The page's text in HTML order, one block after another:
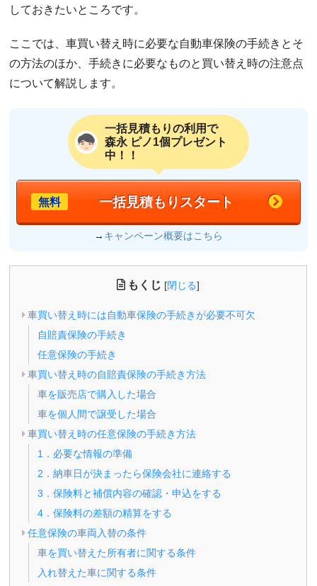
しておきたいところです。
ここでは、車買い替え時に必要な自動車保険の手続きとそ
の方法のほか、手続きに必要なものと買い替え時の注意点
について解説します。
一括見積もりの利用で
森永 ピノ1個プレゼント
中！！
無料 一括見積もりスタート
→ キャンペーン概要はこちら
もくじ [閉じる]
車買い替え時には自動車保険の手続きが必要不可欠
自賠責保険の手続き
任意保険の手続き
車買い替え時の自賠責保険の手続き方法
車を販売店で購入した場合
車を個人間で譲受した場合
車買い替え時の任意保険の手続き方法
1．必要な情報の準備
2．納車日が決まったら保険会社に連絡する
3．保険料と補償内容の確認・申込をする
4．保険料の差額の精算をする
任意保険の車両入替の条件
車を買い替えた所有者に関する条件
入れ替えた車に関する条件